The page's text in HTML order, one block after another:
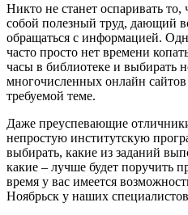
Никто не станет оспаривать то,
собой полезный труд, дающий
обращаться с информацией.
часто просто нет времени
часы в библиотеке и выбирать
многочисленных онлайн
требуемой теме.
Даже преуспевающие
непростую институтскую
выбирать, какие из заданий
какие – лучше будет поручить
время у вас имеется
Ноябрьск у наших